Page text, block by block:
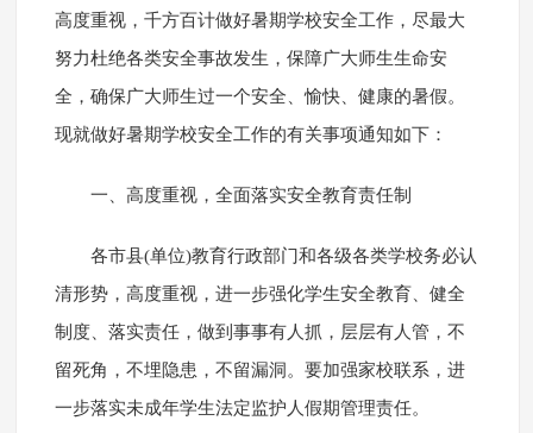
高度重视，千方百计做好暑期学校安全工作，尽最大
努力杜绝各类安全事故发生，保障广大师生生命安
全，确保广大师生过一个安全、愉快、健康的暑假。
现就做好暑期学校安全工作的有关事项通知如下：
一、高度重视，全面落实安全教育责任制
各市县(单位)教育行政部门和各级各类学校务必认
清形势，高度重视，进一步强化学生安全教育、健全
制度、落实责任，做到事事有人抓，层层有人管，不
留死角，不埋隐患，不留漏洞。要加强家校联系，进
一步落实未成年学生法定监护人假期管理责任。